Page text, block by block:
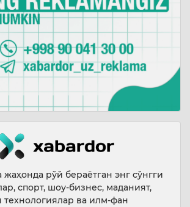
жаҳонда рўй бераётган энг сўнгги
спорт, шоу-бизнес, маданият,
ва илм-фан